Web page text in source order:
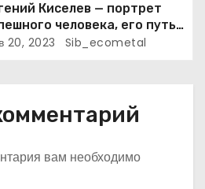
Киселев — портрет
человека, его путь
и личное счастье
20, 2023 Sib_ecometal
вам необходимо